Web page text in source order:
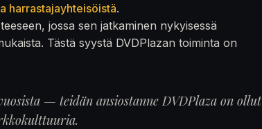
harrastajayhteisöistä.
jossa sen jatkaminen nykyisessä
Tästä syystä DVDPlazan toiminta on
— teidän ansiostanne DVDPlaza on ollut